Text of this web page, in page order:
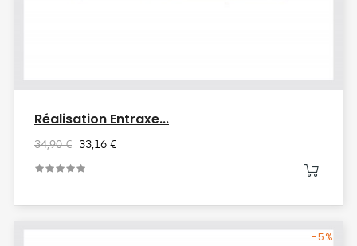
Réalisation Entraxe...
34,90 € 33,16 €
-5%